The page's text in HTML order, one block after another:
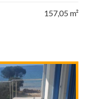
157,05 m²